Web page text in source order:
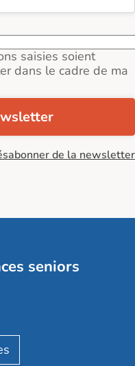
saisies soient
dans le cadre de ma
de la newsletter
seniors